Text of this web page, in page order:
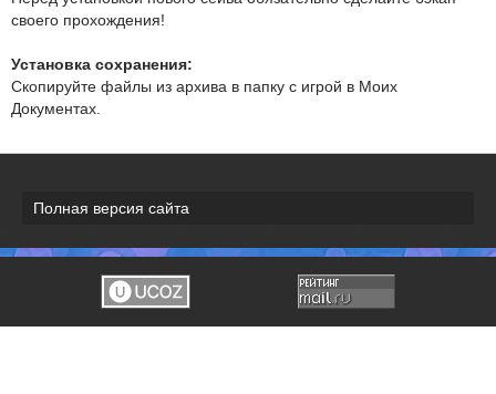
своего прохождения!
Установка сохранения:
Скопируйте файлы из архива в папку с игрой в Моих
Документах.
Полная версия сайта